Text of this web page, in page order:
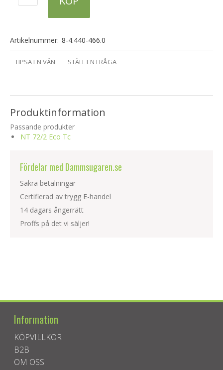
Artikelnummer: 8-4.440-466.0
TIPSA EN VÄN STÄLL EN FRÅGA
Produktinformation
Passande produkter
NT 72/2 Eco Tc
Fördelar med Dammsugaren.se
Säkra betalningar
Certifierad av trygg E-handel
14 dagars ångerrätt
Proffs på det vi säljer!
Information
KÖPVILLKOR
B2B
OM OSS